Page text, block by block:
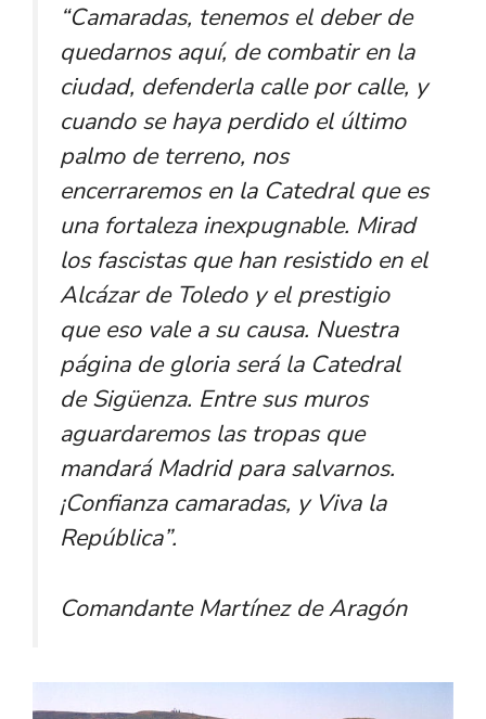
“Camaradas, tenemos el deber de
quedarnos aquí, de combatir en la
ciudad, defenderla calle por calle, y
cuando se haya perdido el último
palmo de terreno, nos
encerraremos en la Catedral que es
una fortaleza inexpugnable. Mirad
los fascistas que han resistido en el
Alcázar de Toledo y el prestigio
que eso vale a su causa. Nuestra
página de gloria será la Catedral
de Sigüenza. Entre sus muros
aguardaremos las tropas que
mandará Madrid para salvarnos.
¡Confianza camaradas, y Viva la
República”.
Comandante Martínez de Aragón